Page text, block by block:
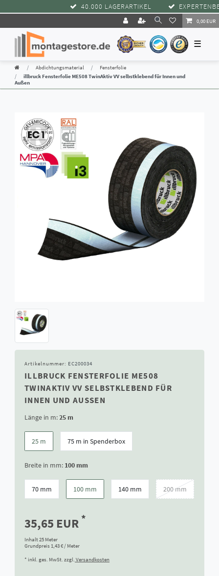
40.000 LAGERARTIKEL
0,00 EUR
☰
Abdichtungsmaterial
Fensterfolie
illbruck Fensterfolie ME508 TwinAktiv VV selbstklebend für Innen und
Außen
Artikelnummer: EC200034
ILLBRUCK FENSTERFOLIE ME508
TWINAKTIV VV SELBSTKLEBEND FÜR
INNEN UND AUSSEN
Länge in m: 25 m
25 m 75 m in Spenderbox
Breite in mm: 100 mm
70 mm 100 mm 140 mm 200 mm
35,65 EUR *
Inhalt25 Meter
Grundpreis 1,43 € / Meter
* inkl. ges. MwSt. zzgl. Versandkosten